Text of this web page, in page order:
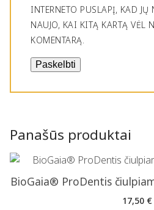
INTERNETO PUSLAPĮ, KAD JŲ
NAUJO, KAI KITĄ KARTĄ VĖL
KOMENTARĄ.
Panašūs produktai
BioGaia® ProDentis
17,50 €